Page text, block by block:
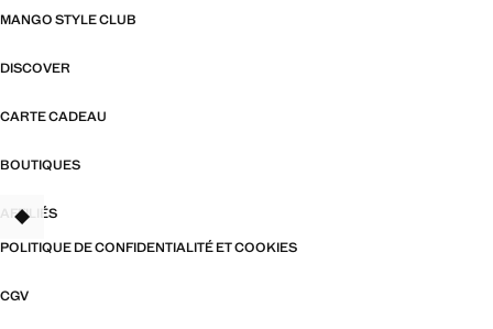
MANGO STYLE CLUB
DISCOVER
CARTE CADEAU
BOUTIQUES
AFFILIÉS
POLITIQUE DE CONFIDENTIALITÉ ET COOKIES
CGV